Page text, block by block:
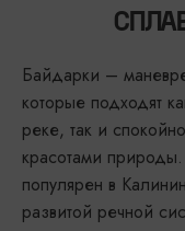
Байдарки –
которые подходят
реке, так и
красотами
популярен в
развитой речной